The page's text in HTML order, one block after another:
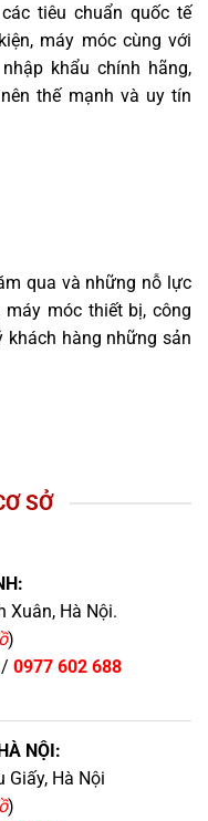
tiêu chuẩn quốc tế
máy móc cùng với
khẩu chính hãng,
thế mạnh và uy tín
qua và những nỗ lực
móc thiết bị, công
khách hàng những sản
SỞ
Xuân, Hà Nội.
)
0977 602 688
NỘI:
Giấy, Hà Nội
)